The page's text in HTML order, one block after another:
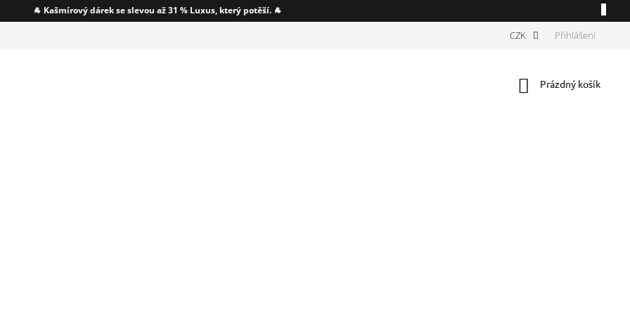
🐐 Kašmírový dárek se slevou až 31 % Luxus, který potěší. 🐐
CZK Přihlášení
Nákupní
Prázdný košík